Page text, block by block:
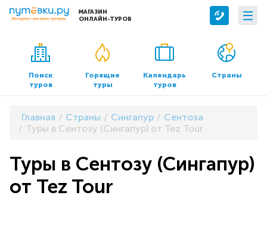
МАГАЗИН
ОНЛАЙН-ТУРОВ
Сервисы
Бронирование отелей
Трансфер
О компании
О нас
Контакты
Документы и реквизиты
Поиск
туров
Горящие
туры
Календарь
туров
Страны
Главная Страны Сингапур
Сентоза
Туры в Сентозу (Сингапур) от Tez Tour
Туры в Сентозу (Сингапур)
от Tez Tour